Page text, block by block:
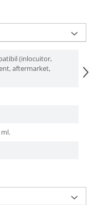
(inlocuitor,
aftermarket,